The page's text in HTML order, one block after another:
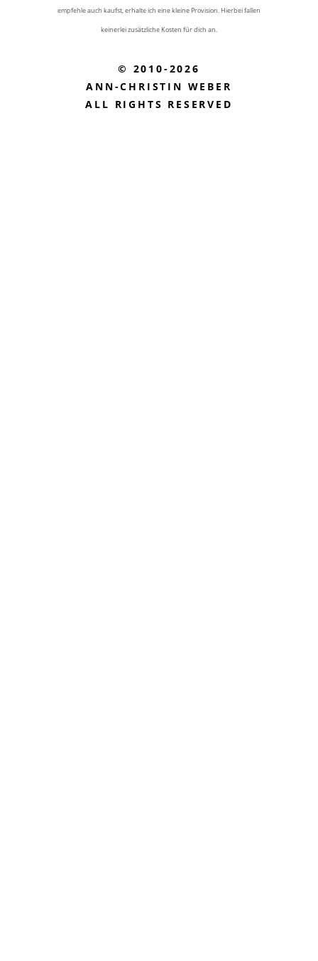
empfehle auch kaufst, erhalte ich eine kleine Provision. Hierbei fallen
keinerlei zusätzliche Kosten für dich an.
© 2010-2026
ANN-CHRISTIN WEBER
ALL RIGHTS RESERVED